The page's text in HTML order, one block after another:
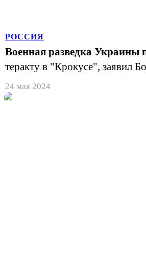
РОССИЯ
Военная разведка Украины
теракту в "Крокусе", заявил
24 мая 2024